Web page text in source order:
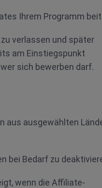
Ihrem Programm
verlassen und später
am Einstiegspunkt
sich bewerben darf.
aus ausgewählten
bei Bedarf zu
wenn die Affiliate-